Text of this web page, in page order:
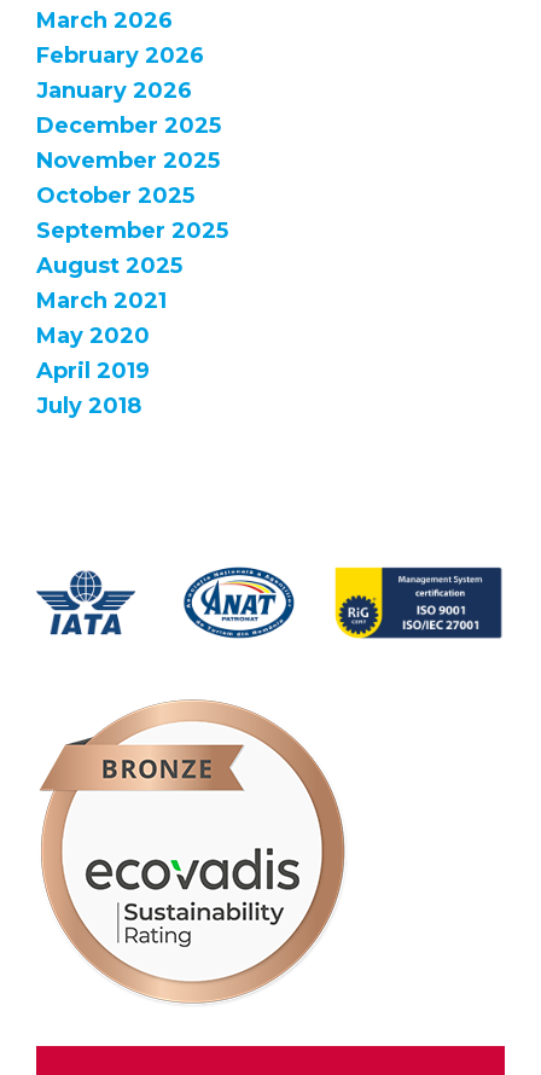
March 2026
February 2026
January 2026
December 2025
November 2025
October 2025
September 2025
August 2025
March 2021
May 2020
April 2019
July 2018